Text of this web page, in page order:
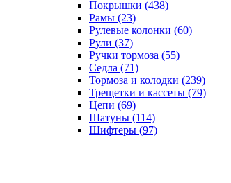
Покрышки (438)
Рамы (23)
Рулевые колонки (60)
Рули (37)
Ручки тормоза (55)
Седла (71)
Тормоза и колодки (239)
Трещетки и кассеты (79)
Цепи (69)
Шатуны (114)
Шифтеры (97)